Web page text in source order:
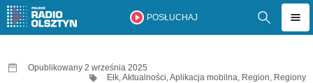
POSŁUCHAJ
Opublikowany 2 września 2025
Ełk,Aktualności,Aplikacja mobilna, Region, Regiony